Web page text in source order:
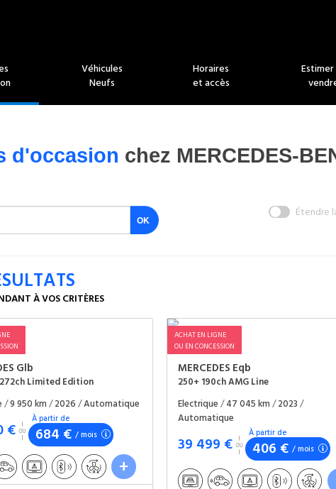
Véhicules
Neufs
Horaires
et accès
d'occasion chez MERCEDES-
Étendre
À VOS CRITÈRES
Glb
Limited Edition
/9 950 km/2026/Automatique
€
À partir de
684 € / mois
ACHAT EN LIGNE
OU EN CONCESSION
MERCEDES Eqb
250+ 190ch AMG Line
Electrique/ 47 045 km/2023/
Automatique
39 499 €
À partir de
406 € / mois